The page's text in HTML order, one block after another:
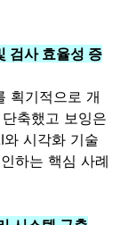
검사 효율성 증
획기적으로 개
축했고 보잉은
시각화 기술
하는 핵심 사례